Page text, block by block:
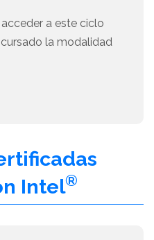
a este ciclo
la modalidad
Intel®